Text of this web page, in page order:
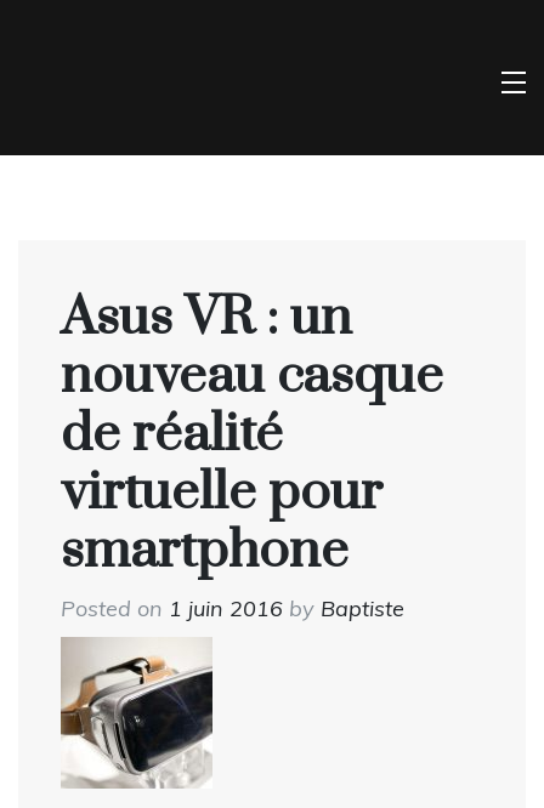
Asus VR : un
nouveau casque
de réalité
virtuelle pour
smartphone
Posted on 1 juin 2016 by Baptiste